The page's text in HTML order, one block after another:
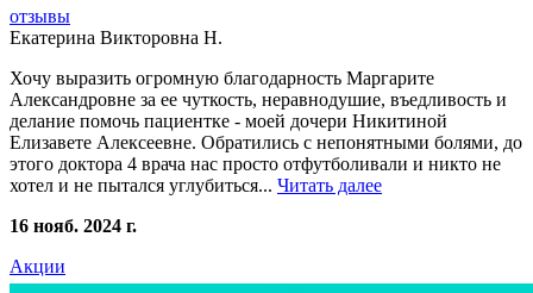
отзывы
Екатерина Викторовна Н.
Хочу выразить огромную благодарность Маргарите
Александровне за ее чуткость, неравнодушие, въедливость и
делание помочь пациентке - моей дочери Никитиной
Елизавете Алексеевне. Обратились с непонятными болями, до
этого доктора 4 врача нас просто отфутболивали и никто не
хотел и не пытался углубиться... Читать далее
16 нояб. 2024 г.
Акции